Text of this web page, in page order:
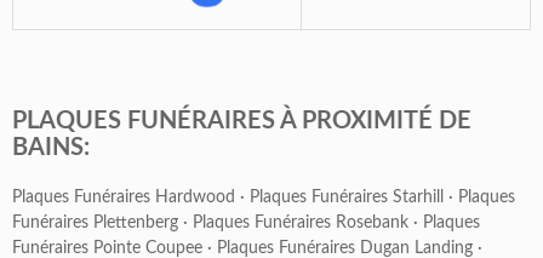
PLAQUES FUNÉRAIRES À PROXIMITÉ DE
BAINS:
Plaques Funéraires Hardwood · Plaques Funéraires Starhill · Plaques
Funéraires Plettenberg · Plaques Funéraires Rosebank · Plaques
Funéraires Pointe Coupee · Plaques Funéraires Dugan Landing ·